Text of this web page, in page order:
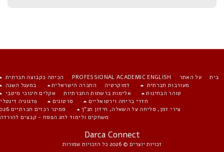
Darca Connect
זכויות יוצרים © 2026 כל הזכויות שמורות
על האתר PROFESSIONAL ACADEMIC ENGLISH
הכיתה כקבוצה חברתית
מעורבות חברתית
דמוקרטיה החברה הישראלית
במעגל השנה
טוהר הבחינות
אלימות ברשתות החברתיות
אקלים חינוכי מיטבי
חדרי בריחה וירטואליים
סרטונים
פדגוגיה דיגטלית
צירי זמן, סליחה על השאלה, חידון תנ"ך
סמינר רכזים חברתיים 2026
משחקים ולימוד לחג הפסח - קבצים להורדה